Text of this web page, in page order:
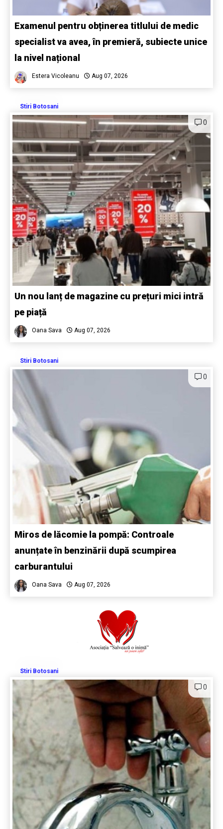
Examenul pentru obținerea titlului de medic
specialist va avea, în premieră, subiecte unice
la nivel național
Estera Vicoleanu Aug 07, 2026
Stiri Botosani
0
Un nou lanț de magazine cu prețuri mici intră
pe piață
Oana Sava Aug 07, 2026
Stiri Botosani
0
Miros de lăcomie la pompă: Controale
anunțate în benzinării după scumpirea
carburantului
Oana Sava Aug 07, 2026
Stiri Botosani
0